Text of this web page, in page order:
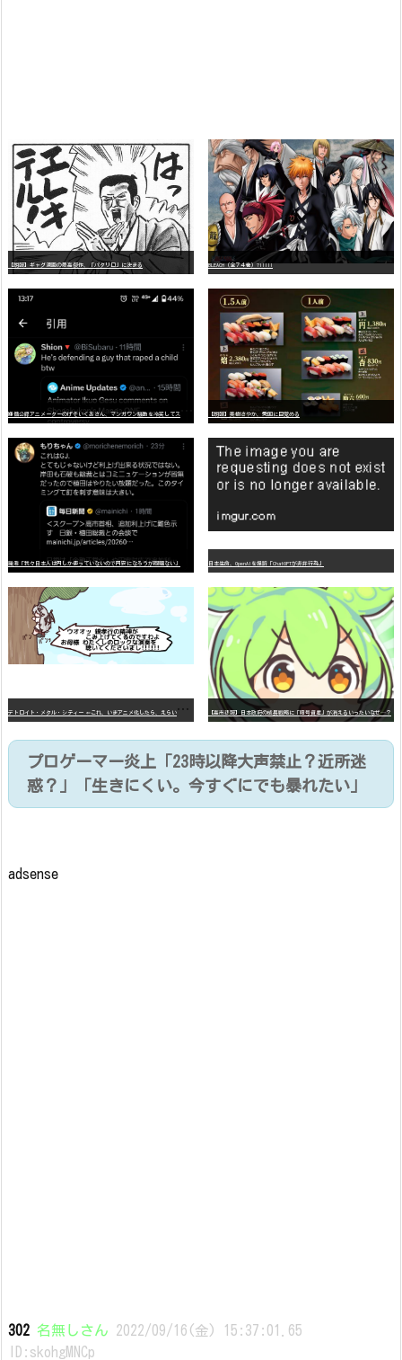
【朗報】ギャグ漫画の最高傑作、「パタリロ」に決まる BLEACH（全７４巻）?!!!!!
【朗報】美樹さやか、愛国に目覚める
識者「我々日本人は円しか使っていないので円安になろうが問題ない」 日本生命、OpenAIを提訴「ChatGPTが非弁行為」
デ
トロイト・メタル・シティー ⇐これ、いまアニメ化したら、えらいことになってたよな？ 【高市悲報】日本政府の成長戦略に「暗号資産」が消えるいったいなぜ…？
プロゲーマー炎上「23時以降大声禁止？近所迷
惑？」「生きにくい。今すぐにでも暴れたい」
adsense
302 名無しさん 2022/09/16(金) 15:37:01.65
ID:skohgMNCp